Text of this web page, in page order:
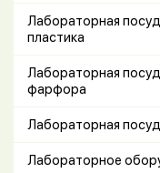
Лабораторная
пластика
Лабораторная
фарфора
Лабораторная
Лабораторное